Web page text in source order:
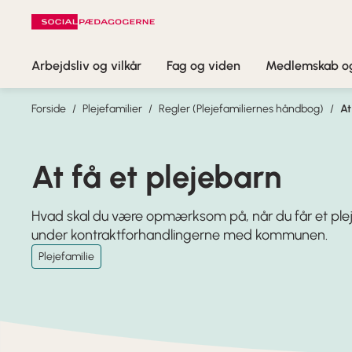
Arbejdsliv og vilkår Fag og viden Medlemskab
Forside Plejefamilier Regler (Plejefamiliernes håndbog)
At få et plejebarn
Hvad skal du være opmærksom på, når du får et
under kontraktforhandlingerne med kommunen.
Plejefamilie